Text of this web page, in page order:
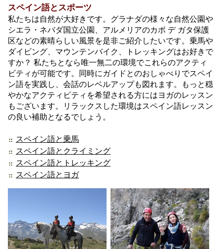
スペイン語とスポーツ
私たちは自然が大好きです。グラナダの様々な自然公園や
シエラ・ネバダ国立公園、アルメリアのカボ デ ガタ保護
区などの素晴らしい風景を是非ご紹介したいです。乗馬や
ダイビング、マウンテンバイク、トレッキングはお好きで
すか？ 私たちとなら唯一無二の環境でこれらのアクティ
ビティが可能です。同時にガイドとのおしゃべりでスペイ
ン語を実践し、会話のレベルアップも図れます。もっと穏
やかなアクティビティを希望される方にはヨガのレッスン
もございます。リラックスした環境はスペイン語レッスン
の良い補助となるでしょう。
スペイン語と乗馬
スペイン語とクライミング
スペイン語とトレッキング
スペイン語とヨガ